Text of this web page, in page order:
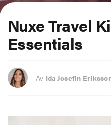
Nuxe Travel
Essentials
Av Ida Josefin